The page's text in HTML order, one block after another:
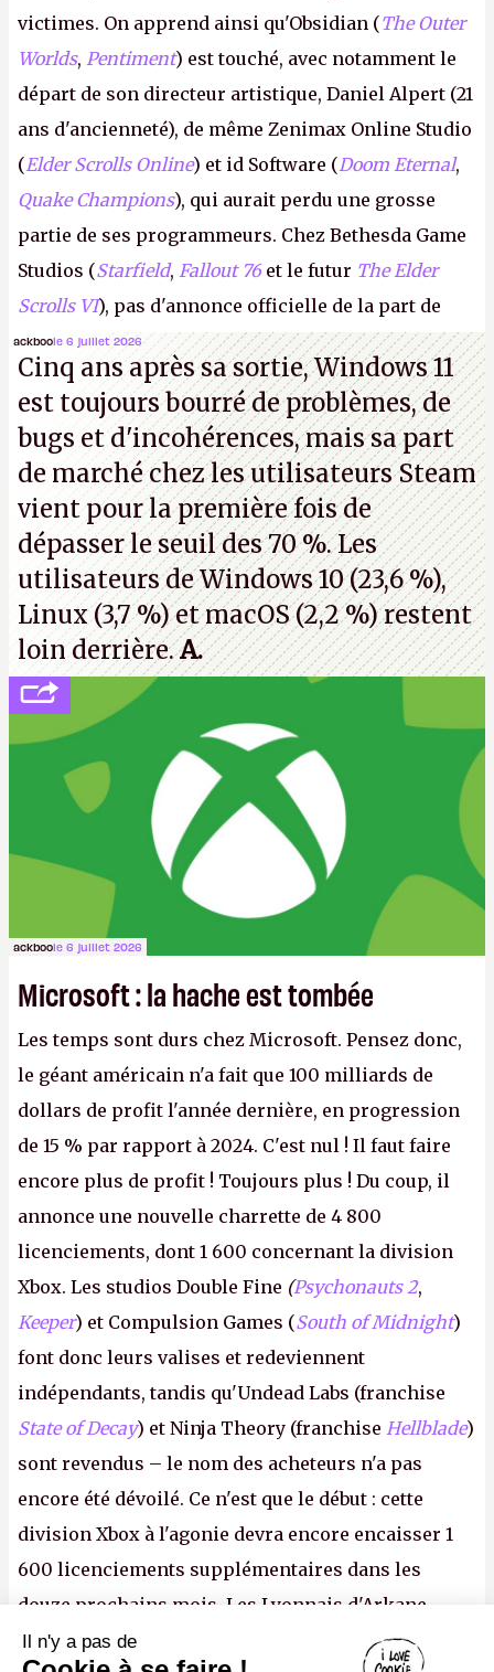
victimes. On apprend ainsi qu'Obsidian (The Outer
Worlds, Pentiment) est touché, avec notamment le
départ de son directeur artistique, Daniel Alpert (21
ans d'ancienneté), de même Zenimax Online Studio
(Elder Scrolls Online) et id Software (Doom Eternal,
Quake Champions), qui aurait perdu une grosse
partie de ses programmeurs. Chez Bethesda Game
Studios (Starfield, Fallout 76 et le futur The Elder
Scrolls VI), pas d'annonce officielle de la part de
Microsoft, mais le syndicat des employés confirme
de nombreux licenciements.A.
ackboole 6 juillet 2026
Cinq ans après sa sortie, Windows 11
est toujours bourré de problèmes, de
bugs et d'incohérences, mais sa part
de marché chez les utilisateurs Steam
vient pour la première fois de
dépasser le seuil des 70 %. Les
utilisateurs de Windows 10 (23,6 %),
Linux (3,7 %) et macOS (2,2 %) restent
loin derrière.A.
ackboole 6 juillet 2026
Microsoft : la hache est tombée
Les temps sont durs chez Microsoft. Pensez donc,
le géant américain n'a fait que 100 milliards de
dollars de profit l'année dernière, en progression
de 15 % par rapport à 2024. C'est nul ! Il faut faire
encore plus de profit ! Toujours plus ! Du coup, il
annonce une nouvelle charrette de 4 800
licenciements, dont 1 600 concernant la division
Xbox. Les studios Double Fine (Psychonauts 2,
Keeper) et Compulsion Games (South of Midnight)
font donc leurs valises et redeviennent
indépendants, tandis qu'Undead Labs (franchise
State of Decay) et Ninja Theory (franchise Hellblade)
sont revendus – le nom des acheteurs n'a pas
encore été dévoilé. Ce n'est que le début : cette
division Xbox à l'agonie devra encore encaisser 1
600 licenciements supplémentaires dans les
douze prochains mois. Les Lyonnais d'Arkane
(Dishonored, Deathloop
) pourraient faire partie des
Canard PC
Il n'y a pas de